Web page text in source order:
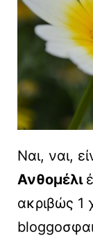
Ναι, ναι,
Ανθομέλι
ακριβώς 1